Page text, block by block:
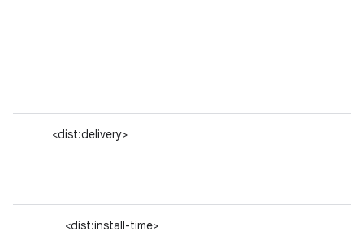
<dist:delivery>
<dist:install-time>